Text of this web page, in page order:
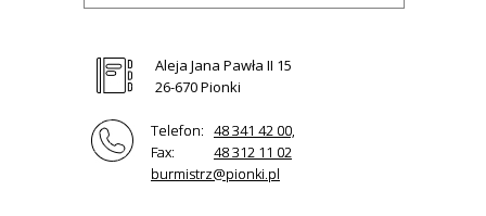
Aleja Jana Pawła II 15
26-670 Pionki
Telefon: 48 341 42 00,
Fax:
48 312 11 02
burmistrz@pionki.pl